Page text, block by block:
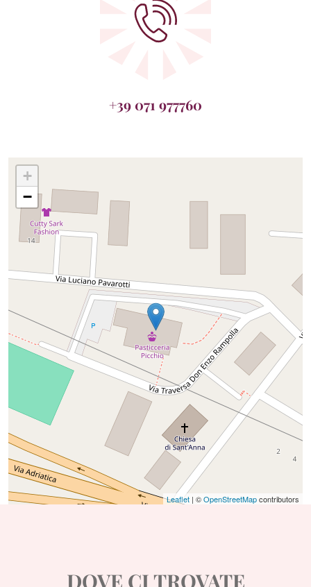
+39 071 977760
+
−
Leaflet | ©OpenStreetMapcontributors
DOVE CI TROVATE